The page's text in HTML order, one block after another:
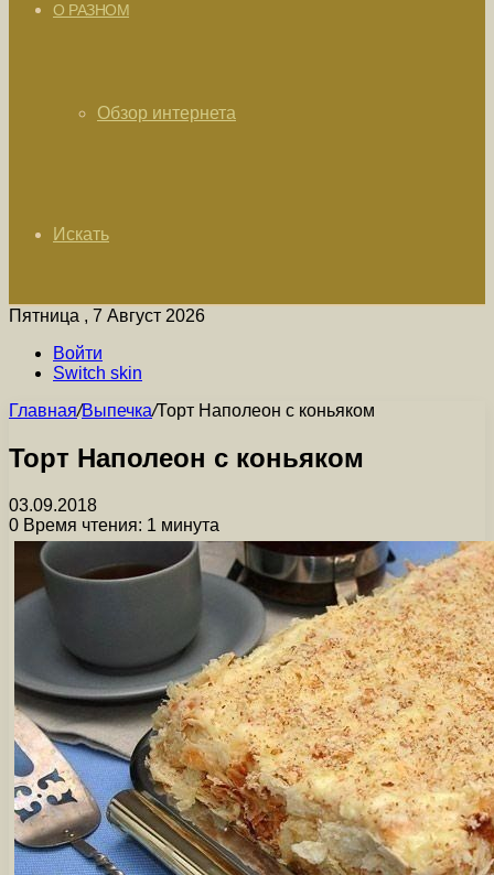
О РАЗНОМ
Обзор интернета
Искать
Пятница , 7 Август 2026
Войти
Switch skin
Главная/Выпечка/Торт Наполеон с коньяком
Торт Наполеон с коньяком
03.09.2018
0 Время чтения: 1 минута